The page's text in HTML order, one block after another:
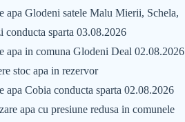
apa Glodeni satele Malu Mierii, Schela,
conducta sparta 03.08.2026
apa in comuna Glodeni Deal 02.08.2026
stoc apa in rezervor
apa Cobia conducta sparta 02.08.2026
apa cu presiune redusa in comunele